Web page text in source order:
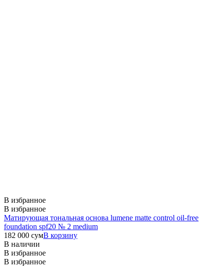
В избранное
В избранное
Матирующая тональная основа lumene matte control oil-free
foundation spf20 № 2 medium
182 000 сумВ корзину
В наличии
В избранное
В избранное